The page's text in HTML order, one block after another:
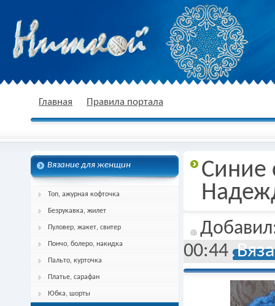
спицами, схема и описание
Главная Правила портала
Вязание для женщин
Топ, ажурная кофточка
Безрукавка, жилет
Пуловер, жакет, свитер
Пончо, болеро, накидка
Пальто, курточка
Платье, сарафан
Юбка, шорты
Синие
00:44